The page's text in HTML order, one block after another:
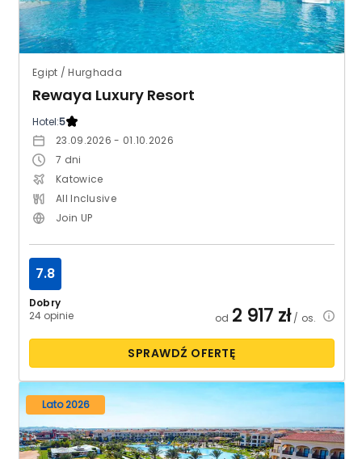
Egipt / Hurghada
Rewaya Luxury Resort
Hotel:5
23.09.2026 - 01.10.2026
7 dni
Katowice
All Inclusive
Join UP
Dobry
24 opinie
7.8
od 2 917 zł/ os.
SPRAWDŹ OFERTĘ
Lato 2026